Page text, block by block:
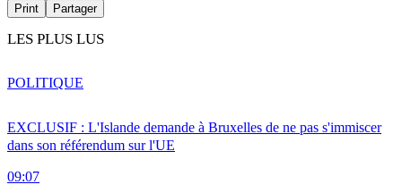
Print Partager
LES PLUS LUS
EXCLUSIF : L'Islande demande à Bruxelles de ne pas s'immiscer
dans son référendum sur l'UE
09:07
POLITIQUE